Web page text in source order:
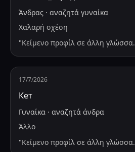
Άνδρας · αναζητά γυναίκα
Χαλαρή σχέση
"Κείμενο προφίλ σε άλλη γλώσσα.
17/7/2026
Кет
Γυναίκα · αναζητά άνδρα
Άλλο
"Κείμενο προφίλ σε άλλη γλώσσα.